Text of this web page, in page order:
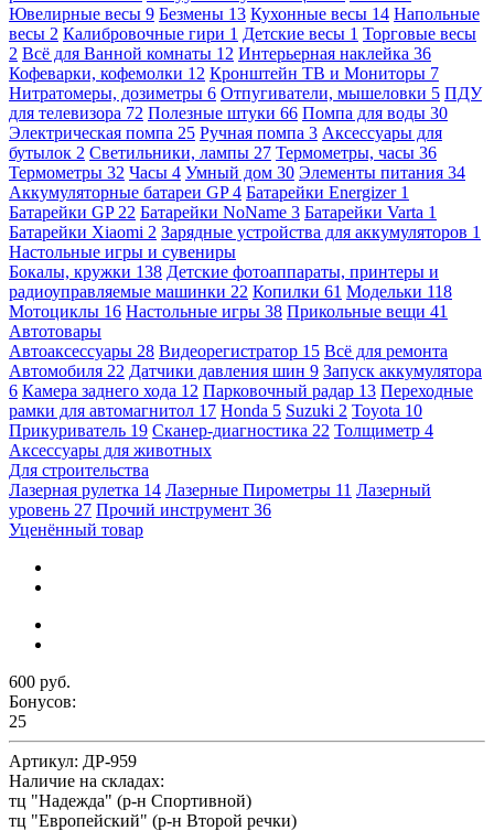
Ювелирные весы 9 Безмены 13 Кухонные весы 14 Напольные
весы 2 Калибровочные гири 1 Детские весы 1 Торговые весы
2 Всё для Ванной комнаты 12 Интерьерная наклейка 36
Кофеварки, кофемолки 12 Кронштейн ТВ и Мониторы 7
Нитратомеры, дозиметры 6 Отпугиватели, мышеловки 5 ПДУ
для телевизора 72 Полезные штуки 66 Помпа для воды 30
Электрическая помпа 25 Ручная помпа 3 Аксессуары для
бутылок 2 Светильники, лампы 27 Термометры, часы 36
Термометры 32 Часы 4 Умный дом 30 Элементы питания 34
Аккумуляторные батареи GP4 Батарейки Energizer 1
Батарейки GP 22 Батарейки NoName 3 Батарейки Varta 1
Батарейки Xiaomi 2 Зарядные устройства для аккумуляторов 1
Настольные игры и сувениры
Бокалы, кружки 138 Детские фотоаппараты, принтеры и
радиоуправляемые машинки 22 Копилки 61 Модельки 118
Мотоциклы 16 Настольные игры 38 Прикольные вещи 41
Автотовары
Автоаксессуары 28 Видеорегистратор 15 Всё для ремонта
Автомобиля 22 Датчики давления шин 9 Запуск аккумулятора
6 Камера заднего хода 12 Парковочный радар 13 Переходные
рамки для автомагнитол 17 Honda 5 Suzuki 2 Toyota 10
Прикуриватель 19 Сканер-диагностика 22 Толщиметр 4
Аксессуары для животных
Для строительства
Лазерная рулетка 14 Лазерные Пирометры 11 Лазерный
уровень 27 Прочий инструмент 36
Уценённый товар
600 руб.
Бонусов:
25
Артикул: ДР-959
Наличие на складах:
тц "Надежда" (р-н Спортивной)
тц "Европейский" (р-н Второй речки)